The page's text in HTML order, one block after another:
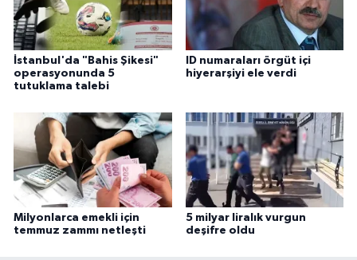
İstanbul'da "Bahis Şikesi"
operasyonunda 5
tutuklama talebi
ID numaraları örgüt içi
hiyerarşiyi ele verdi
Milyonlarca emekli için
temmuz zammı netleşti
5 milyar liralık vurgun
deşifre oldu